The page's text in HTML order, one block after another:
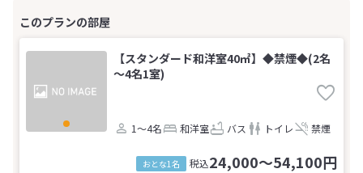
【スタンダード和洋室40㎡】◆禁煙◆(2名
～4名1室)
1～4名 和洋室 バス トイレ 禁煙
おとな1名 税込24,000～54,100円